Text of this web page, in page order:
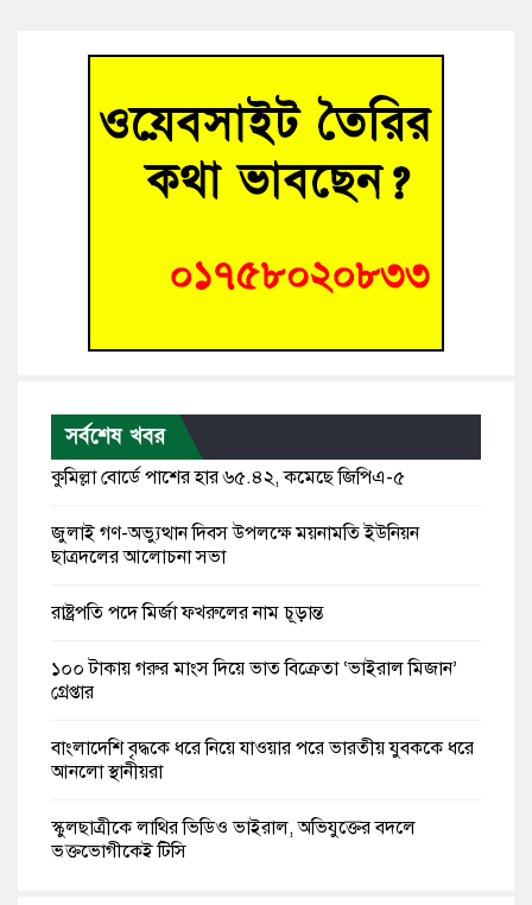
সর্বশেষ খবর
কুমিল্লা বোর্ডে পাশের হার ৬৫.৪২, কমেছে জিপিএ-৫
জুলাই গণ-অভ্যুত্থান দিবস উপলক্ষে ময়নামতি ইউনিয়ন
ছাত্রদলের আলোচনা সভা
রাষ্ট্রপতি পদে মির্জা ফখরুলের নাম চূড়ান্ত
১০০ টাকায় গরুর মাংস দিয়ে ভাত বিক্রেতা ‘ভাইরাল মিজান’
গ্রেপ্তার
বাংলাদেশি বৃদ্ধকে ধরে নিয়ে যাওয়ার পরে ভারতীয় যুবককে ধরে
আনলো স্থানীয়রা
স্কুলছাত্রীকে লাথির ভিডিও ভাইরাল, অভিযুক্তের বদলে
ভুক্তভোগীকেই টিসি